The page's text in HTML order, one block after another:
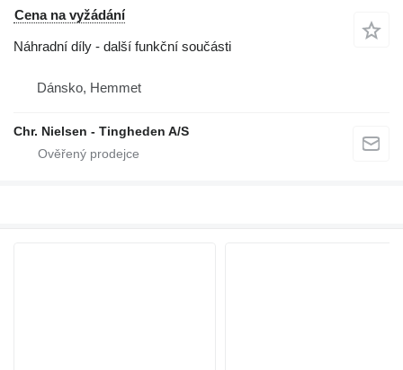
Cena na vyžádání
Náhradní díly - další funkční součásti
Dánsko, Hemmet
Chr. Nielsen - Tingheden A/S